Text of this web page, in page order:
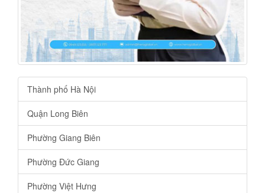
Thành phố Hà Nội
Quận Long Biên
Phường Giang Biên
Phường Đức Giang
Phường Việt Hưng